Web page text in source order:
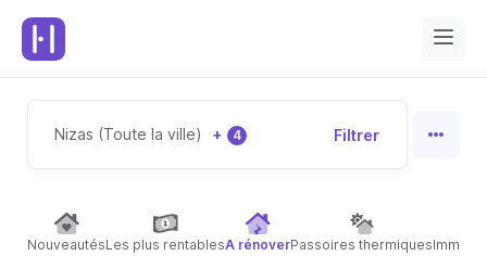
Nizas (Toute la ville) + 4 Filtrer
NouveautésLes plus rentablesA rénoverPassoires thermiques